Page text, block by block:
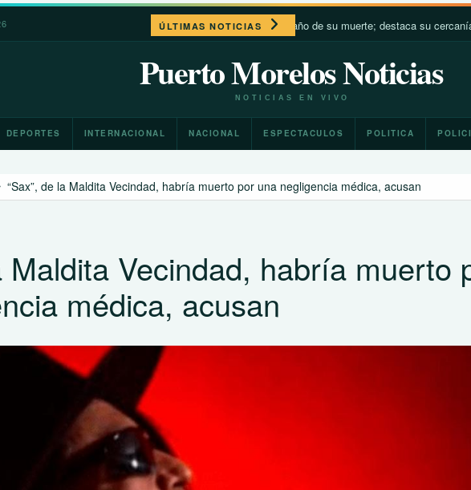
ÚLTIMAS NOTICIAS
León XIV recuerda a Francisco a un año de su muerte; destaca su cercanía con los más
Puerto Morelos Noticias
NOTICIAS EN VIVO
DEPORTES INTERNACIONAL NACIONAL ESPECTACULOS POLITICA
“Sax”, de la Maldita Vecindad, habría muerto por una negligencia médica, acusan
Maldita Vecindad, habría muerto
médica, acusan